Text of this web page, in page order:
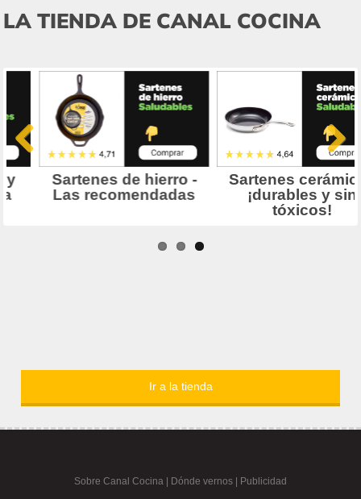
LA TIENDA DE CANAL COCINA
Ir a la tienda
Sobre Canal Cocina Dónde vernos | Publicidad